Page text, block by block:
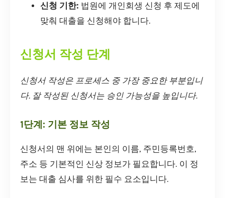
신청 기한: 법원에 개인회생 신청 후 제도에
맞춰 대출을 신청해야 합니다.
신청서 작성 단계
신청서 작성은 프로세스 중 가장 중요한 부분입니
다. 잘 작성된 신청서는 승인 가능성을 높입니다.
1단계: 기본 정보 작성
신청서의 맨 위에는 본인의 이름, 주민등록번호,
주소 등 기본적인 신상 정보가 필요합니다. 이 정
보는 대출 심사를 위한 필수 요소입니다.